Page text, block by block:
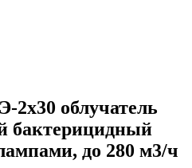
облучатель
бактерицидный
до 280 м3/ч